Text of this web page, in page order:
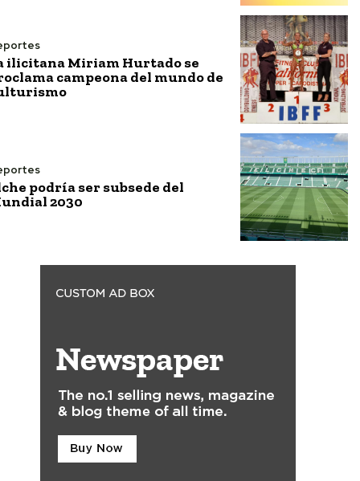
ilicitana Miriam Hurtado se
campeona del mundo de
podría ser subsede del
2030